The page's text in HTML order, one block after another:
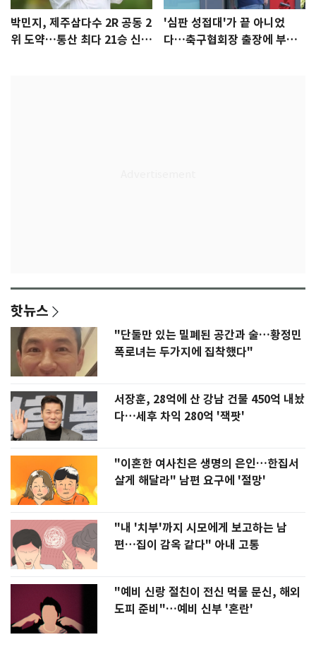
박민지, 제주삼다수 2R 공동 2
위 도약…통산 최다 21승 신기
'심판 성접대'가 끝 아니었
다…축구협회장 출장에 부인
핫뉴스
"단둘만 있는 밀폐된 공간과 술…황정민
폭로녀는 두가지에 집착했다"
서장훈, 28억에 산 강남 건물 450억 내놨
다…세후 차익 280억 '잭팟'
"이혼한 여사친은 생명의 은인…한집서
살게 해달라" 남편 요구에 '절망'
"내 '치부'까지 시모에게 보고하는 남
편…집이 감옥 같다" 아내 고통
"예비 신랑 절친이 전신 먹물 문신, 해외
도피 준비"…예비 신부 '혼란'